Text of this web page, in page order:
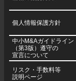
個人情報保護方針
中小M&Aガイドライン
（第3版）遵守の
宣言について
リスク・手数料等
説明ページ